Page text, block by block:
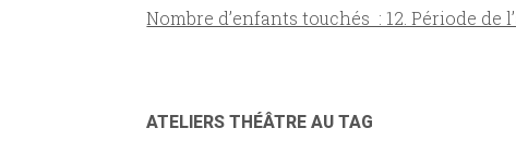
Nombre d’enfants touchés : 12. Période de
ATELIERS THÉÂTRE AU TAG